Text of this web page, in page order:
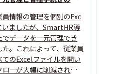
情報の管理を個別のExc
ましたが、SmartHR導
でデータを一元管理でき
。これによって、従業員
のExcelファイルを開い
ーが大幅に削減されま